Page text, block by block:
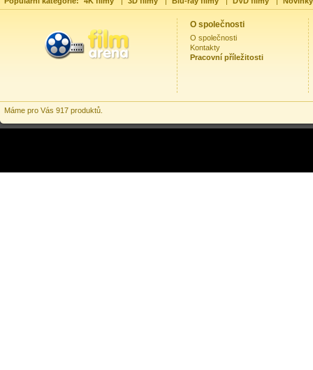
O společnosti
O společnosti
Kontakty
Pracovní příležitosti
Máme pro Vás 917 produktů.